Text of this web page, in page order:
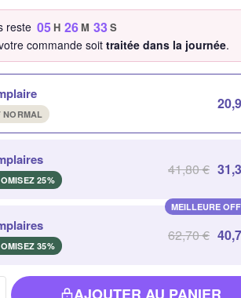
reste 05 H 26M 32S
commande soit traitée dans la journée.
NORMAL
25%
41,80 €
MEILLEURE
35%
62,70 €